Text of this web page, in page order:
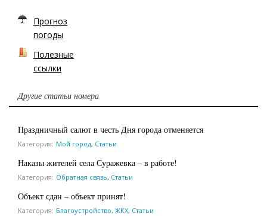
Прогноз
погоды
Полезные
ссылки
Другие статьи номера
Праздничный салют в честь Дня города отменяется
Категория: Мой город, Статьи
Наказы жителей села Суражевка – в работе!
Категория: Обратная связь, Статьи
Объект сдан – объект принят!
Категория: Благоустройство, ЖКХ, Статьи